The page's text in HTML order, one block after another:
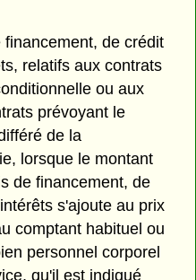
financement, de crédit
relatifs aux contrats
ou aux
prévoyant le
de la
lorsque le montant
de financement, de
s'ajoute au prix
comptant habituel ou
personnel corporel
qu'il est indiqué